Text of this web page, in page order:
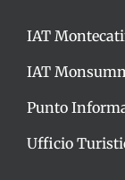
IAT
IAT
Punto
Ufficio